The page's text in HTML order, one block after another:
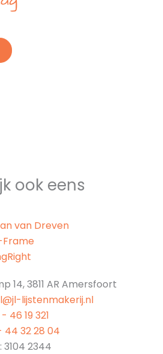
ook eens
van Dreven
14, 3811 AR Amersfoort
lijstenmakerij.nl
46 19 321
44 32 28 04
3104 2344